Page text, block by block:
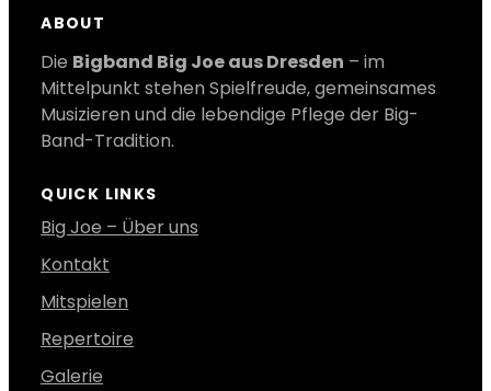
ABOUT
Die Bigband Big Joe aus Dresden – im
Mittelpunkt stehen Spielfreude, gemeinsames
Musizieren und die lebendige Pflege der Big-
Band-Tradition.
QUICK LINKS
Big Joe – Über uns
Kontakt
Mitspielen
Repertoire
Galerie